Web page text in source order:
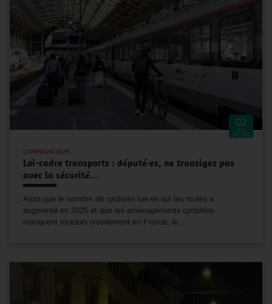
02
Juil
2026
COMMUNIQUÉ
Loi-cadre transports : député·es, ne transigez pas
avec la sécurité…
Alors que le nombre de cyclistes tué·es sur les routes a
augmenté en 2025 et que les aménagements cyclables
manquent toujours cruellement en France, le…